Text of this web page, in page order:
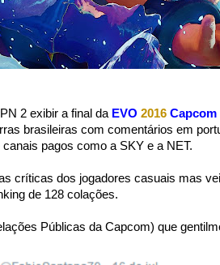
2 exibir a final da EVO 2016 Capcom
brasileiras com comentários em
pagos como a SKY e a NET.
críticas dos jogadores casuais mas
de 128 colações.
Públicas da Capcom) que